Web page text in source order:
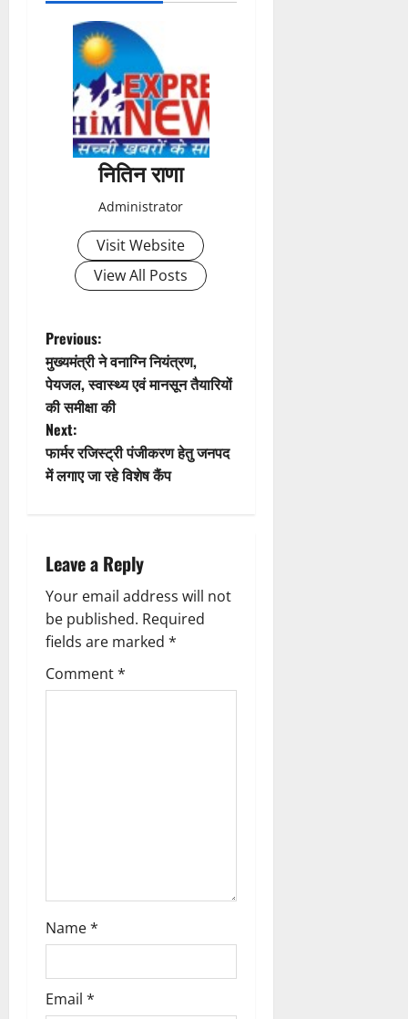
t
i
o
n
नितिन राणा
Administrator
Visit Website
View All Posts
P
o
s
t
v
i
g
a
Previous:
मुख्यमंत्री ने वनाग्नि नियंत्रण,
पेयजल, स्वास्थ्य एवं मानसून तैयारियों
की समीक्षा की
Next:
फार्मर रजिस्ट्री पंजीकरण हेतु जनपद
में लगाए जा रहे विशेष कैंप
Leave a Reply
Your email address will not
be published. Required
fields are marked *
Comment*
Name*
Email *